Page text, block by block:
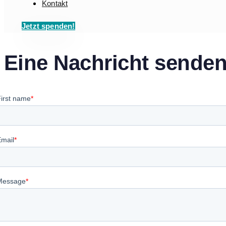
Kontakt
Jetzt spenden!
Eine Nachricht